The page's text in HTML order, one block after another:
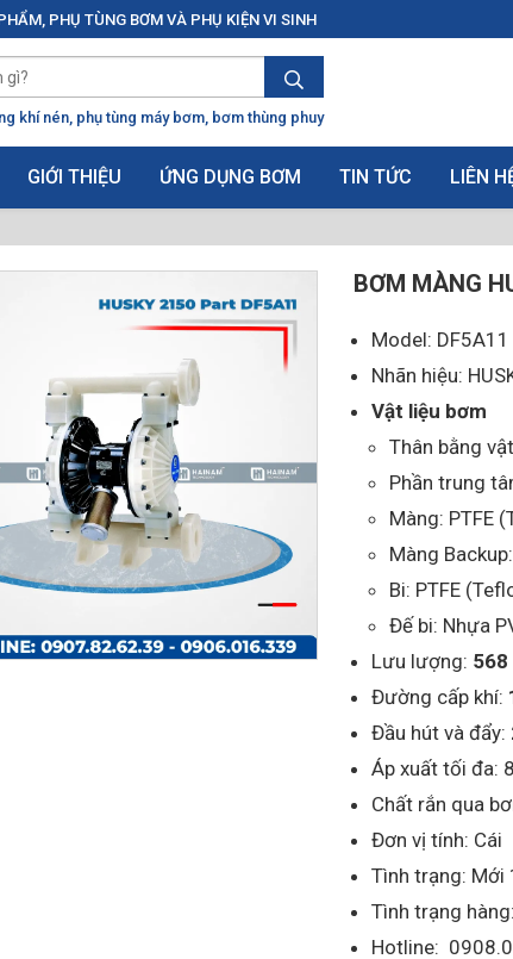
PHỤ TÙNG BƠM VÀ PHỤ KIỆN VI SINH
khí nén phụ tùng máy bơm bơm thùng phuy
GIỚI THIỆU ỨNG DỤNG BƠM TIN TỨC LIÊN
BƠM MÀNG
Model: DF5A11
Nhãn hiệu:
Vật liệu bơm
Thân bằng
Phần trung
Màng: PTFE
Màng
Bi: PTFE
Đế bi: Nhựa
Lưu lượng:
Đường cấp khí:
Đầu hút và đẩy:
Áp xuất tối đa:
Chất rắn qua
Đơn vị tính: Cái
Tình trạng: Mới
Tình trạng
Hotline: